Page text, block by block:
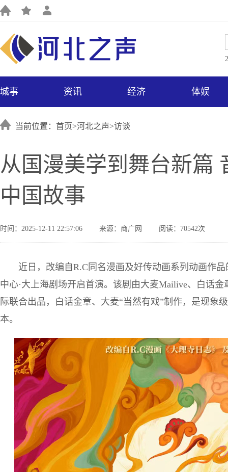
城事 资讯 经济 体娱
当前位置：首页>河北之声>访谈
从国漫美学到舞台新篇
中国故事
时间：2025-12-11 22:57:06 来源：商广网 阅读：70542次
近日，改编自R.C同名漫画及好传动画系列动画作
中心·大上海剧场开启首演。该剧由大麦Mailive、白话
际联合出品，白话金章、大麦“当然有戏”制作，是现象
本。